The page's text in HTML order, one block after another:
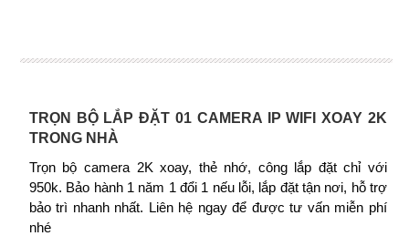
TRỌN BỘ LẮP ĐẶT 01 CAMERA IP WIFI XOAY 2K
TRONG NHÀ
Trọn bộ camera 2K xoay, thẻ nhớ, công lắp đặt chỉ với
950k. Bảo hành 1 năm 1 đổi 1 nếu lỗi, lắp đặt tận nơi, hỗ trợ
bảo trì nhanh nhất. Liên hệ ngay để được tư vấn miễn phí
nhé